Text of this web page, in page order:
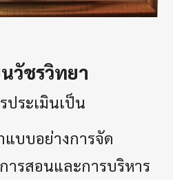
นวัชรวิทยา
ประเมินเป็น
บบอย่างการจัด
ารสอนและการบริหาร